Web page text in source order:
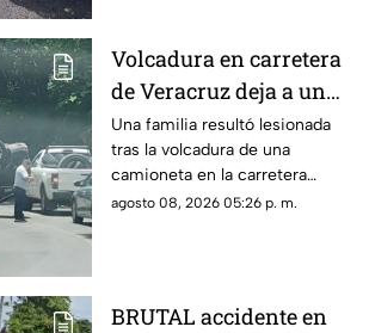
Volcadura en carretera
de Veracruz deja a una
familia lesionada
Una familia resultó lesionada
tras la volcadura de una
camioneta en la carretera
Fortín-Orizaba, donde la
agosto 08, 2026 05:26 p. m.
BRUTAL accidente en